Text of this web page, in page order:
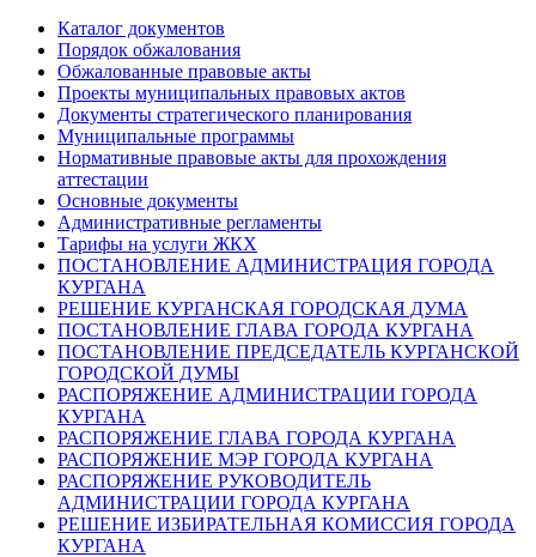
Каталог документов
Порядок обжалования
Обжалованные правовые акты
Проекты муниципальных правовых актов
Документы стратегического планирования
Муниципальные программы
Нормативные правовые акты для прохождения
аттестации
Основные документы
Административные регламенты
Тарифы на услуги ЖКХ
ПОСТАНОВЛЕНИЕ АДМИНИСТРАЦИЯ ГОРОДА
КУРГАНА
РЕШЕНИЕ КУРГАНСКАЯ ГОРОДСКАЯ ДУМА
ПОСТАНОВЛЕНИЕ ГЛАВА ГОРОДА КУРГАНА
ПОСТАНОВЛЕНИЕ ПРЕДСЕДАТЕЛЬ КУРГАНСКОЙ
ГОРОДСКОЙ ДУМЫ
РАСПОРЯЖЕНИЕ АДМИНИСТРАЦИИ ГОРОДА
КУРГАНА
РАСПОРЯЖЕНИЕ ГЛАВА ГОРОДА КУРГАНА
РАСПОРЯЖЕНИЕ МЭР ГОРОДА КУРГАНА
РАСПОРЯЖЕНИЕ РУКОВОДИТЕЛЬ
АДМИНИСТРАЦИИ ГОРОДА КУРГАНА
РЕШЕНИЕ ИЗБИРАТЕЛЬНАЯ КОМИССИЯ ГОРОДА
КУРГАНА